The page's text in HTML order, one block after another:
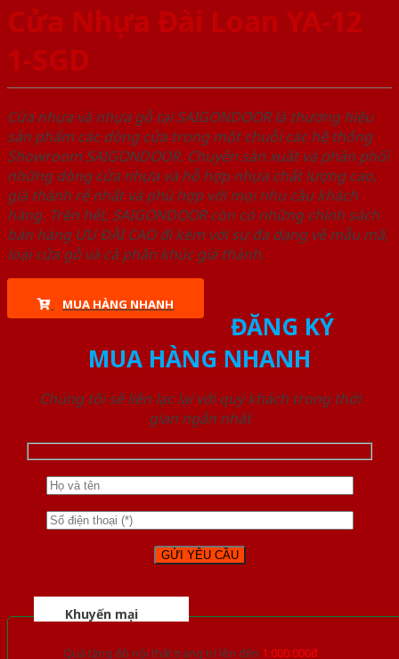
Cửa Nhựa Đài Loan YA-12
1-SGD
Cửa nhựa và nhựa gỗ tại SAIGONDOOR là thương hiệu
sản phẩm các dòng cửa trong một chuỗi các hệ thống
Showroom SAIGONDOOR. Chuyên sản xuất và phân phối
những dòng cửa nhựa và hỗ hợp nhựa chất lượng cao,
giá thành rẻ nhất và phù hợp với mọi nhu cầu khách
hàng. Trên hết, SAIGONDOOR còn có những chính sách
bán hàng ƯU ĐÃI CAO đi kèm với sự đa dạng về mẫu mã,
loại cửa gỗ và cả phân khúc giá thành.
MUA HÀNG NHANH
ĐĂNG KÝ
MUA HÀNG NHANH
Chúng tôi sẽ liên lạc lại với quý khách trong thời
gian ngắn nhất
Khuyến mại
Quà tặng đồ nội thất trang trí lên đến 1.000.000đ